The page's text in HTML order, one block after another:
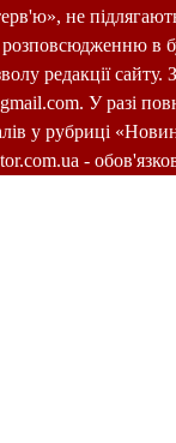
не
в
редакції сайту.
У разі
у рубриці
-